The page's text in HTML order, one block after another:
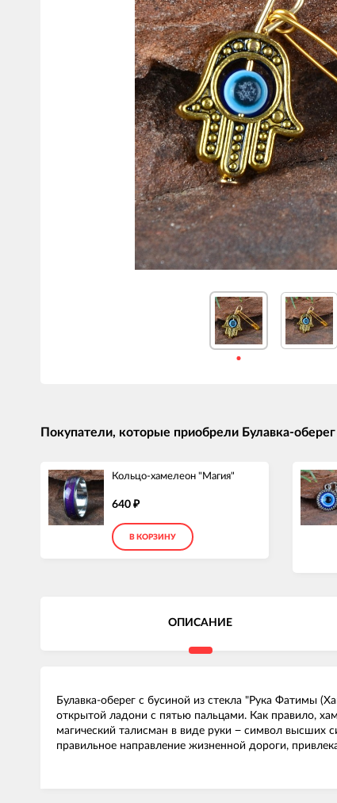
Покупатели, которые приобрели Булавка-
Кольцо-хамелеон "Магия"
640 ₽
В КОРЗИНУ
ОПИСАНИЕ
Булавка-оберег с бусиной из стекла "Рука Фатимы
открытой ладони с пятью пальцами. Как правило,
магический талисман в виде руки − символ высших
правильное направление жизненной дороги,